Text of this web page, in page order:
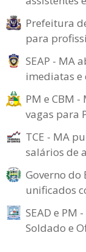
Prefeitura
para
SEAP - MA
imediatas e
PM e CBM
vagas para
TCE - MA
salários de
Governo do
unificados
SEAD e PM
Soldado e